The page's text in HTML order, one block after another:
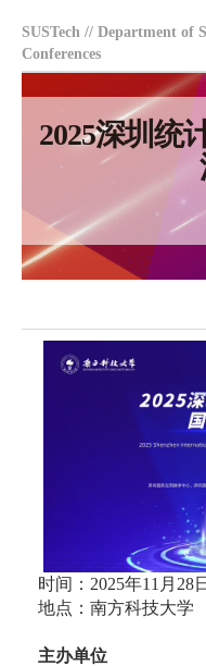
SUSTech // Department of
Conferences
2025深圳统
时间：2025年11月28
地点：南方科技大学
主办单位